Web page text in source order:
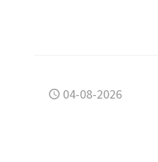
04-08-2026